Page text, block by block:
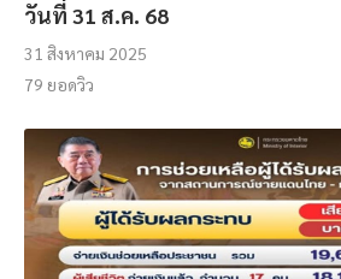
วันที่ 31 ส.ค. 68
31 สิงหาคม 2025
79 ยอดวิว